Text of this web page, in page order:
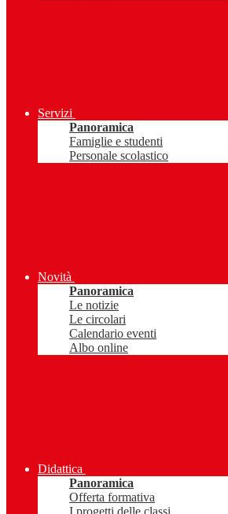
Servizi
Panoramica
Famiglie e studenti
Personale scolastico
Novità
Panoramica
Le notizie
Le circolari
Calendario eventi
Albo online
Didattica
Panoramica
Offerta formativa